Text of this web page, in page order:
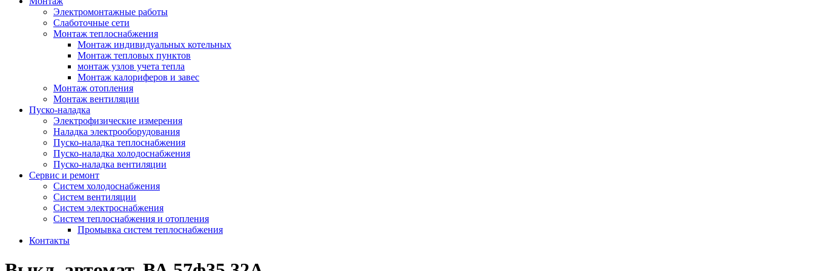
Электромонтажные работы
Слаботочные сети
Монтаж теплоснабжения
Монтаж индивидуальных котельных
Монтаж тепловых пунктов
монтаж узлов учета тепла
Монтаж калориферов и завес
Монтаж отопления
Монтаж вентиляции
Пуско-наладка
Электрофизические измерения
Наладка электрооборудования
Пуско-наладка теплоснабжения
Пуско-наладка холодоснабжения
Пуско-наладка вентиляции
Сервис и ремонт
Систем холодоснабжения
Систем вентиляции
Систем электроснабжения
Систем теплоснабжения и отопления
Промывка систем теплоснабжения
Контакты